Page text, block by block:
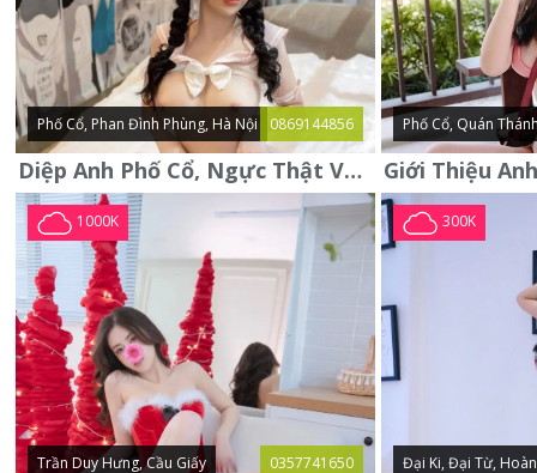
Phố Cổ, Phan Đình Phùng, Hà Nội 0869144856
Diệp Anh Phố Cổ, Ngực Thật Vú To Thơm Tho Quyến Rũ
Phố Cổ, Quán
1000K
Trần Duy Hưng, Cầu Giấy 0357741650
300K
Đại Ki, Đại Từ,